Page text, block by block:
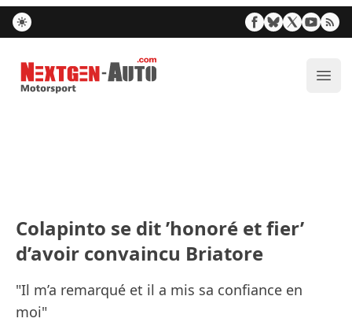
Nextgen-Auto.com
Colapinto se dit ’honoré et fier’
d’avoir convaincu Briatore
"Il m’a remarqué et il a mis sa confiance en
moi"